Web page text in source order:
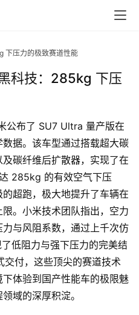
下压力的极致赛道性能
科技：285kg 下压
公布了 SU7 Ultra 量产版在
据。该车型通过搭载超大碳
碳纤维后扩散器，实现了在
285kg 的有效空气下压
超跑，极大地提升了车辆在
。小米技术团队指出，空力
与风阻系数，通过上千次仿
低阻力与强下压力的完美结
付，这些顶尖的赛道技术
体验到国产性能车的极限魅
域的深厚积淀。